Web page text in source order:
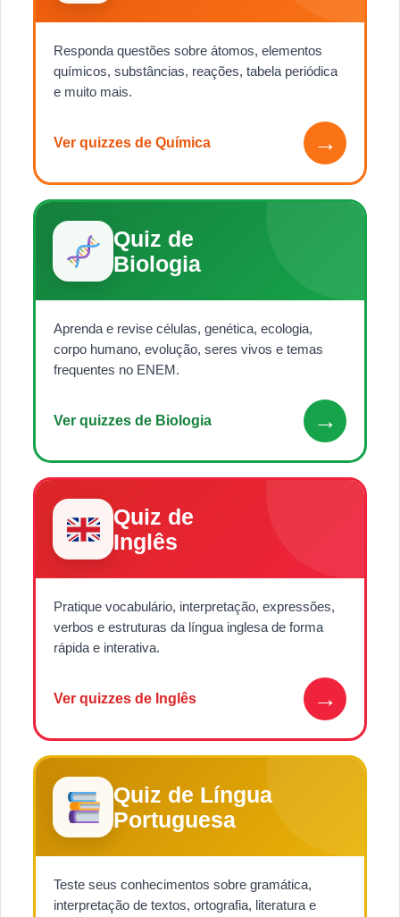
Responda questões sobre átomos, elementos
químicos, substâncias, reações, tabela periódica
e muito mais.
Ver quizzes de Química →
Quiz de
Biologia
Aprenda e revise células, genética, ecologia,
corpo humano, evolução, seres vivos e temas
frequentes no ENEM.
Ver quizzes de Biologia →
Quiz de
Inglês
Pratique vocabulário, interpretação, expressões,
verbos e estruturas da língua inglesa de forma
rápida e interativa.
Ver quizzes de Inglês →
Quiz de Língua
Portuguesa
Teste seus conhecimentos sobre gramática,
interpretação de textos, ortografia, literatura e